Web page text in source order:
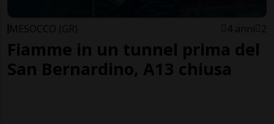
MESOCCO (GR) 4 anni 2
Fiamme in un tunnel prima del
San Bernardino, A13 chiusa